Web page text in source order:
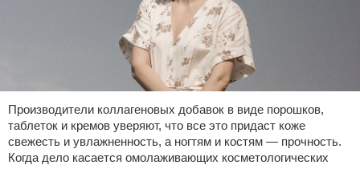
Производители коллагеновых добавок в виде порошков,
таблеток и кремов уверяют, что все это придаст коже
свежесть и увлажненность, а ногтям и костям — прочность.
Когда дело касается омолаживающих косметологических